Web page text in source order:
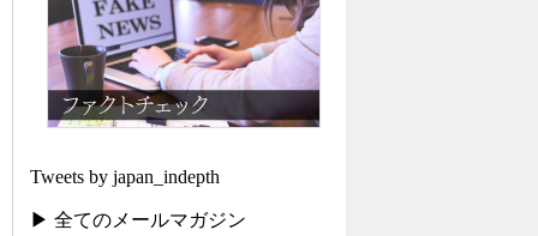
Tweets by japan_indepth
▶ 全てのメールマガジン